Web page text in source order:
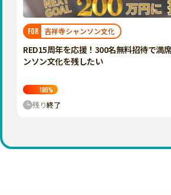
九州・沖縄
福岡 佐賀 長崎
鹿児島 沖縄
FOR 吉祥寺シャンソン文化
RED15周年を応援！300名無料招待で満
ンソン文化を残したい
186%
残り終了